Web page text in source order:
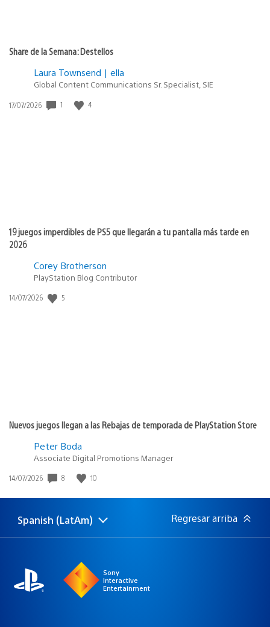
Share de la Semana: Destellos
Laura Townsend | ella
Global Content Communications Sr. Specialist, SIE
Fecha
17/07/2026 1 4
19 juegos imperdibles de PS5 que llegarán a tu pantalla más tarde en
2026
Corey Brotherson
PlayStation Blog Contributor
Fecha
14/07/2026 5
Nuevos juegos llegan a las Rebajas de temporada de PlayStation Store
Peter Boda
Associate Digital Promotions Manager
Fecha
publicación:
14/07/2026 8 10
Elige
una
Región
actual:
Spanish (LatAm) Regresar arriba
Sony
Interactive
Entertainment